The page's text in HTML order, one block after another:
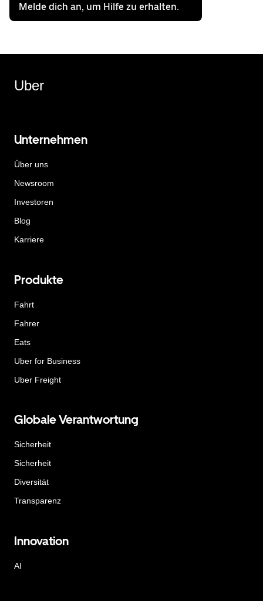
Melde dich an, um Hilfe zu erhalten.
Uber
Unternehmen
Über uns
Newsroom
Investoren
Blog
Karriere
Produkte
Fahrt
Fahrer
Eats
Uber for Business
Uber Freight
Globale Verantwortung
Sicherheit
Sicherheit
Diversität
Transparenz
Innovation
AI